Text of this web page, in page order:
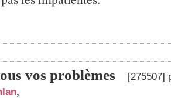
vos problèmes
[275507]
,